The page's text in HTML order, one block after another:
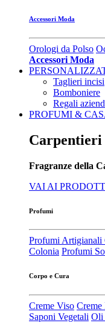
Accessori Moda
Orologi da Polso
Accessori Moda
Taglieri incisi
Bomboniere
Regali
PROFUMI &
Fragranze della
VAI AI
Profumi
Profumi Artigianali
Colonia Profumi
Corpo e Cura
Creme Viso Creme
Saponi Vegetali Oli